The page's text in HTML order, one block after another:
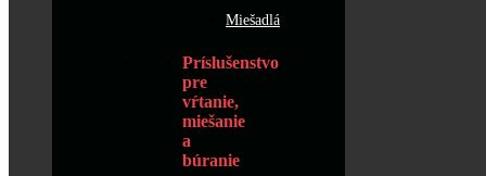
Miešadlá
Príslušenstvo
pre
vŕtanie,
miešanie
a
búranie